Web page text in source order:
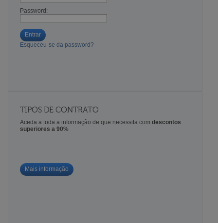
Password:
Entrar
Esqueceu-se da password?
TIPOS DE CONTRATO
Aceda a toda a informação de que necessita com descontos
superiores a 90%
Mais informação